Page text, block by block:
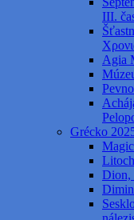
III.
Agia
Grécko
Dion,